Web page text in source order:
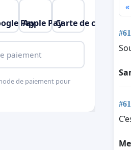
«
Pay
Apple PayCarte de crédit
paiement
de paiement pour